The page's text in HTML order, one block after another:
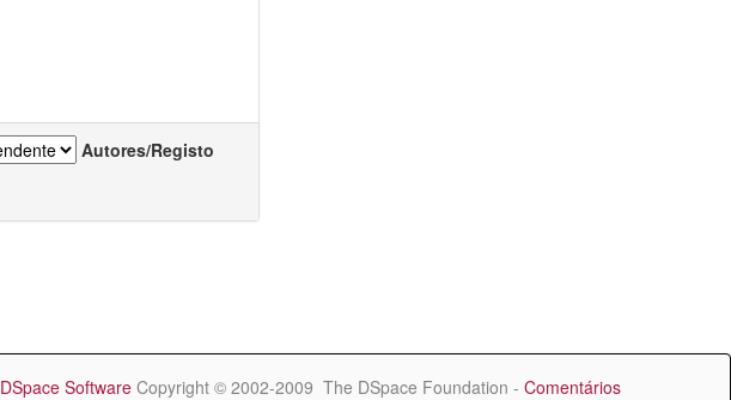
Autores/Registo
DSpace Software Copyright © 2002-2009 The DSpace Foundation - Comentários